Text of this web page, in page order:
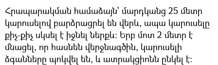
Հրապարակման համաձայն՝ մարդկանց 25 մետր
կարուսելով բարձրացրել են վերև, ապա կարուսելը
քիչ-քիչ սկսել է իջնել ներքև: Երբ մոտ 2 մետր է
մնացել, որ հասնեն վերջնագծին, կարուսելի
ձգանները պոկվել են, և ատրակցիոնն ընկել է: